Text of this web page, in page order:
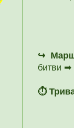
↪
битви ➡
⏱